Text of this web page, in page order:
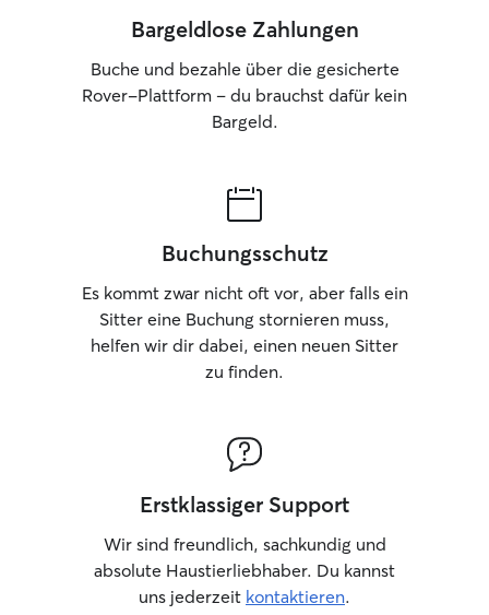
Bargeldlose Zahlungen
Buche und bezahle über die gesicherte
Rover-Plattform – du brauchst dafür kein
Bargeld.
Buchungsschutz
Es kommt zwar nicht oft vor, aber falls ein
Sitter eine Buchung stornieren muss,
helfen wir dir dabei, einen neuen Sitter
zu finden.
Erstklassiger Support
Wir sind freundlich, sachkundig und
absolute Haustierliebhaber. Du kannst
uns jederzeit kontaktieren.